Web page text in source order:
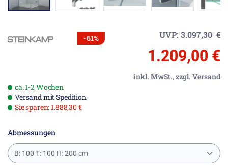
-61% UVP: 3.097,30€
1.209,00 €
inkl. MwSt.,zzgl. Versand
ca. 1-2 Wochen
Versand mit Spedition
Sie sparen: 1.888,30 €
Abmessungen
B: 100 T: 100 H: 200 cm